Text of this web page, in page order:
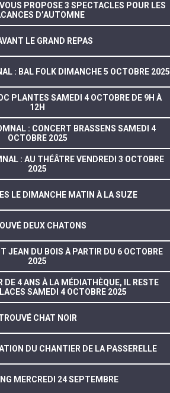
PROPOSE 3 SPECTACLES POUR LES
D’AUTOMNE
LE GRAND REPAS
: BAL FOLK DIMANCHE 5 OCTOBRE 2025
PLANTES SAMEDI 4 OCTOBRE DE 9H À
12H
: CONCERT BRASSENS SAMEDI 4
OCTOBRE 2025
: AU THÉÂTRE VENDREDI 3 OCTOBRE
2025
LE DIMANCHE MATIN À LA SUZE
DEUX CHATONS
JEAN DU BOIS À PARTIR DU 6 OCTOBRE
2025
DE 4 ANS À LA MÉDIATHÈQUE, IL RESTE
SAMEDI 4 OCTOBRE 2025
CHAT NOIR
DU CHANTIER DE LA PASSERELLE
MERCREDI 24 SEPTEMBRE